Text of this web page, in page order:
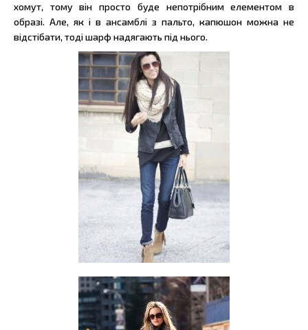
хомут, тому він просто буде непотрібним елементом в
образі. Але, як і в ансамблі з пальто, капюшон можна не
відстібати, тоді шарф надягають під нього.